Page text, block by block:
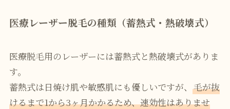
医療レーザー脱毛の種類（蓄熱式・熱破壊式）
医療脱毛用のレーザーには蓄熱式と熱破壊式がありま
す。
蓄熱式は日焼け肌や敏感肌にも優しいですが、 毛が抜
けるまで1から3ヶ月かかるため、速効性はありませ